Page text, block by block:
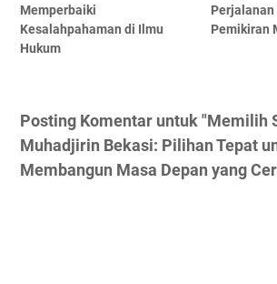
Memperbaiki
Kesalahpahaman di Ilmu
Hukum
Pemikiran
Posting Komentar untuk "Memilih
Muhadjirin Bekasi: Pilihan Tepat
Membangun Masa Depan yang